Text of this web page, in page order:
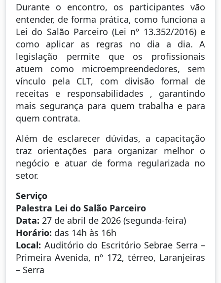
Durante o encontro, os participantes vão
entender, de forma prática, como funciona a
Lei do Salão Parceiro (Lei nº 13.352/2016) e
como aplicar as regras no dia a dia. A
legislação permite que os profissionais
atuem como microempreendedores, sem
vínculo pela CLT, com divisão formal de
receitas e responsabilidades , garantindo
mais segurança para quem trabalha e para
quem contrata.
Além de esclarecer dúvidas, a capacitação
traz orientações para organizar melhor o
negócio e atuar de forma regularizada no
setor.
Serviço
Palestra Lei do Salão Parceiro
Data: 27 de abril de 2026 (segunda-feira)
Horário: das 14h às 16h
Local: Auditório do Escritório Sebrae Serra –
Primeira Avenida, nº 172, térreo, Laranjeiras
– Serra